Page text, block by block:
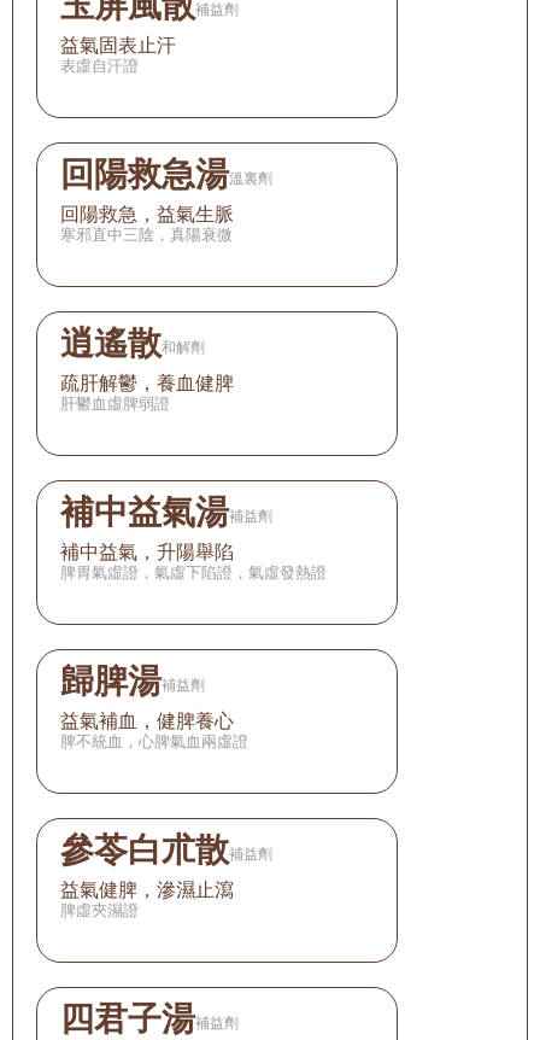
補益劑
益氣固表止汗
表虛自汗證
回陽救急湯溫裏劑
回陽救急，益氣生脈
寒邪直中三陰，真陽衰微
逍遙散和解劑
疏肝解鬱，養血健脾
肝鬱血虛脾弱證
補中益氣湯補益劑
補中益氣，升陽舉陷
脾胃氣虛證，氣虛下陷證，氣虛發熱證
歸脾湯補益劑
益氣補血，健脾養心
脾不統血，心脾氣血兩虛證
參苓白朮散補益劑
益氣健脾，滲濕止瀉
脾虛夾濕證
四君子湯補益劑